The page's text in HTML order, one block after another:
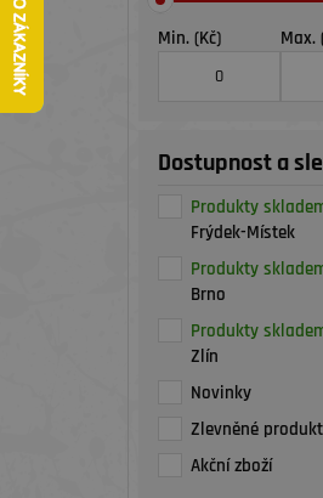
Min. (Kč) Max.
Dostupnost a
Produkty
Frýdek-Místek
Produkty
Brno
Produkty
Zlín
Novinky
Zlevněné
Akční zboží